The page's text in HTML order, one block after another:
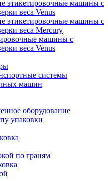
этикетировочные машины с
веса Venus
этикетировочные машины с
веса Mercury
машины с
веса Venus
системы
машин
оборудование
упаковки
по граням